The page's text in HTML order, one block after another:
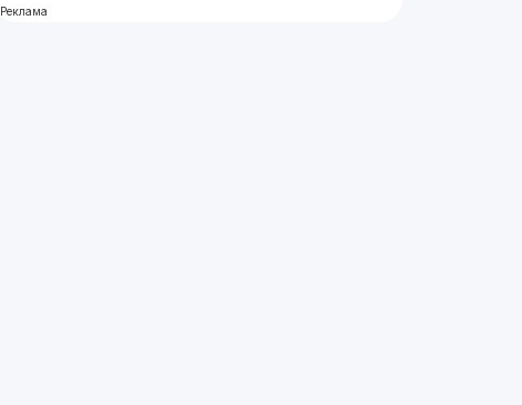
Реклама